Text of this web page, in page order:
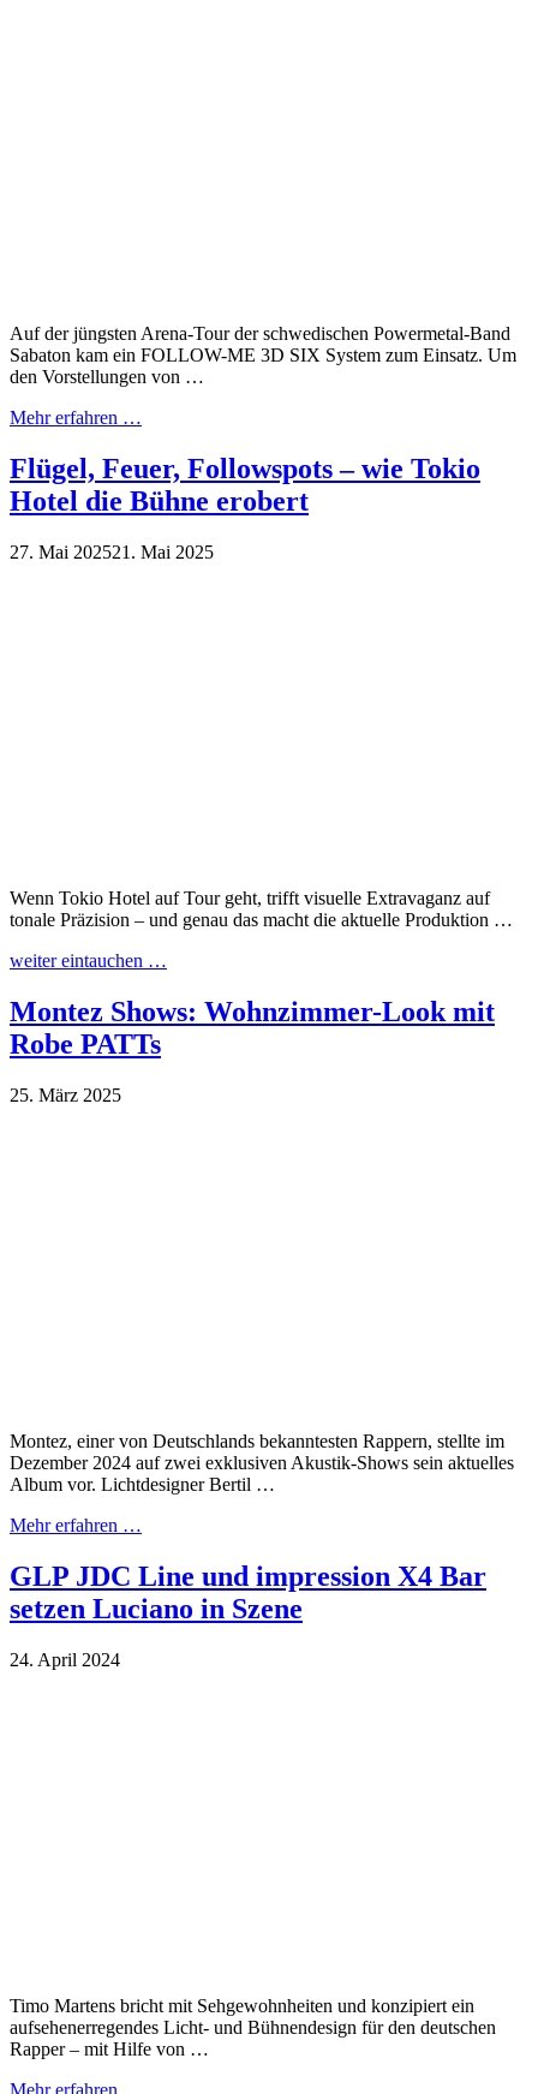
Auf der jüngsten Arena-Tour der schwedischen Powermetal-Band
Sabaton kam ein FOLLOW-ME 3D SIX System zum Einsatz. Um
den Vorstellungen von …
Mehr erfahren …
Flügel, Feuer, Followspots – wie Tokio
Hotel die Bühne erobert
27. Mai 202521. Mai 2025
Wenn Tokio Hotel auf Tour geht, trifft visuelle Extravaganz auf
tonale Präzision – und genau das macht die aktuelle Produktion …
weiter eintauchen …
Montez Shows: Wohnzimmer-Look mit
Robe PATTs
25. März 2025
Montez, einer von Deutschlands bekanntesten Rappern, stellte im
Dezember 2024 auf zwei exklusiven Akustik-Shows sein aktuelles
Album vor. Lichtdesigner Bertil …
Mehr erfahren …
GLP JDC Line und impression X4 Bar
setzen Luciano in Szene
24. April 2024
Timo Martens bricht mit Sehgewohnheiten und konzipiert ein
aufsehenerregendes Licht- und Bühnendesign für den deutschen
Rapper – mit Hilfe von …
Mehr erfahren …